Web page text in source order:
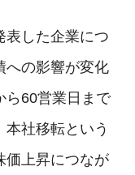
表した企業につ
への影響が変化
ら60営業日まで
社移転という
価上昇につなが